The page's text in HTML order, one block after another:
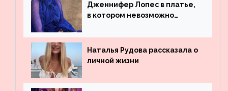
Дженнифер Лопес в платье,
в котором невозможно
Наталья Рудова рассказала о
личной жизни